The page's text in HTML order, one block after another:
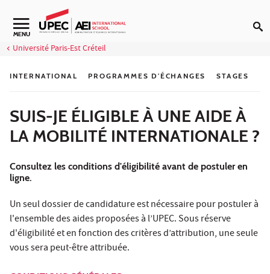
Aller au contenu
Navigation secondaire
MENU
Université Paris-Est Créteil
INTERNATIONAL PROGRAMMES D'ÉCHANGES STAGES
SUIS-JE ÉLIGIBLE À UNE AIDE À
LA MOBILITÉ INTERNATIONALE ?
Consultez les conditions d'éligibilité avant de postuler en
ligne.
Un seul dossier de candidature est nécessaire pour postuler à
l'ensemble des aides proposées à l’UPEC. Sous réserve
d'éligibilité et en fonction des critères d’attribution, une seule
vous sera peut-être attribuée.